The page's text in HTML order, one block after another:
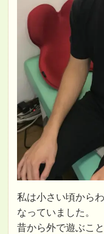
私は小さい頃から
なっていました。
昔から外で遊ぶこ